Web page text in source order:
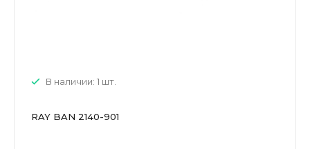
В наличии: 1 шт.
RAY BAN 2140-901